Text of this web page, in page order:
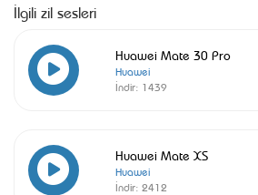
İlgili zil sesleri
Huawei Mate 30 Pro
Huawei
İndir: 1439
Huawei Mate XS
Huawei
İndir: 2412